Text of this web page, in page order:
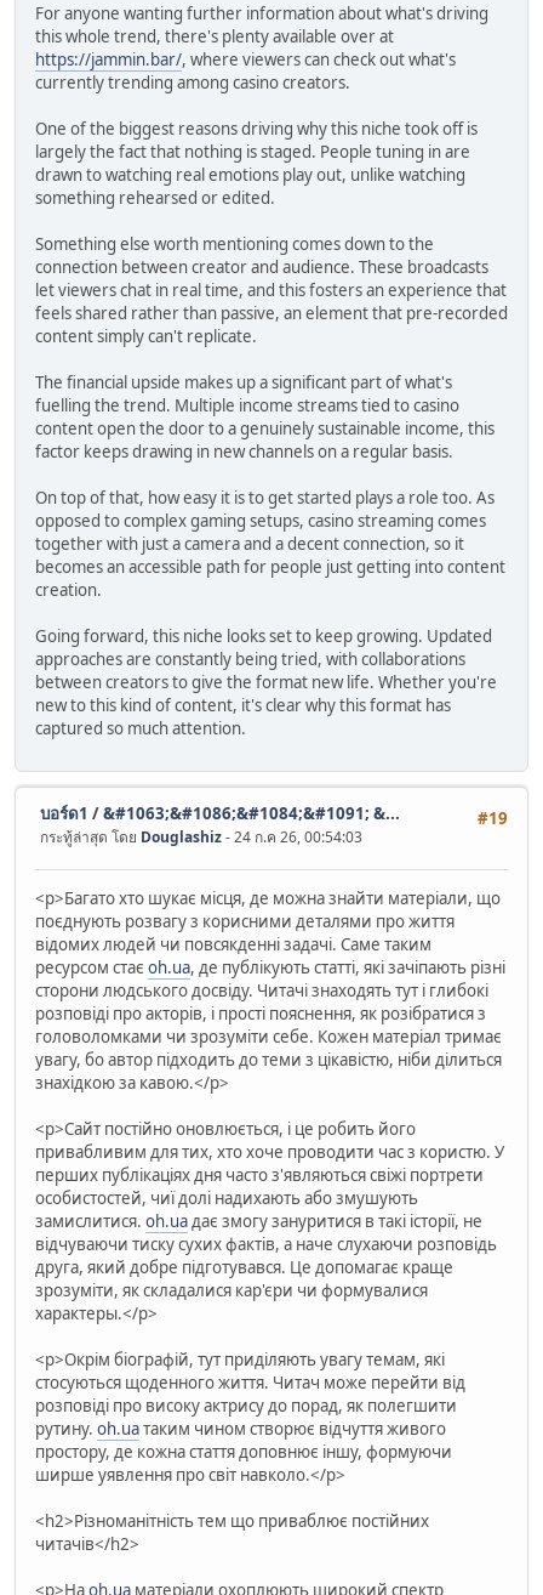
For anyone wanting further information about what's driving
this whole trend, there's plenty available over at
https://jammin.bar/, where viewers can check out what's
currently trending among casino creators.
One of the biggest reasons driving why this niche took off is
largely the fact that nothing is staged. People tuning in are
drawn to watching real emotions play out, unlike watching
something rehearsed or edited.
Something else worth mentioning comes down to the
connection between creator and audience. These broadcasts
let viewers chat in real time, and this fosters an experience that
feels shared rather than passive, an element that pre-recorded
content simply can't replicate.
The financial upside makes up a significant part of what's
fuelling the trend. Multiple income streams tied to casino
content open the door to a genuinely sustainable income, this
factor keeps drawing in new channels on a regular basis.
On top of that, how easy it is to get started plays a role too. As
opposed to complex gaming setups, casino streaming comes
together with just a camera and a decent connection, so it
becomes an accessible path for people just getting into content
creation.
Going forward, this niche looks set to keep growing. Updated
approaches are constantly being tried, with collaborations
between creators to give the format new life. Whether you're
new to this kind of content, it's clear why this format has
captured so much attention.
#19
บอร์ด1 /&#1063;&#1086;&#1084;&#1091; &...
กระทู้ล่าสุด โดย Douglashiz- 24 ก.ค 26, 00:54:03
<p>Багато хто шукає місця, де можна знайти матеріали, що
поєднують розвагу з корисними деталями про життя
відомих людей чи повсякденні задачі. Саме таким
ресурсом стає oh.ua, де публікують статті, які зачіпають різні
сторони людського досвіду. Читачі знаходять тут і глибокі
розповіді про акторів, і прості пояснення, як розібратися з
головоломками чи зрозуміти себе. Кожен матеріал тримає
увагу, бо автор підходить до теми з цікавістю, ніби ділиться
знахідкою за кавою.</p>
<p>Сайт постійно оновлюється, і це робить його
привабливим для тих, хто хоче проводити час з користю. У
перших публікаціях дня часто з'являються свіжі портрети
особистостей, чиї долі надихають або змушують
замислитися. oh.uaдає змогу зануритися в такі історії, не
відчуваючи тиску сухих фактів, а наче слухаючи розповідь
друга, який добре підготувався. Це допомагає краще
зрозуміти, як складалися кар'єри чи формувалися
характеры.</p>
<p>Окрім біографій, тут приділяють увагу темам, які
стосуються щоденного життя. Читач може перейти від
розповіді про високу актрису до порад, як полегшити
рутину. oh.uaтаким чином створює відчуття живого
простору, де кожна стаття доповнює іншу, формуючи
ширше уявлення про світ навколо.</p>
<h2>Різноманітність тем що приваблює постійних
читачів</h2>
<p>Наoh.ua матеріали охоплюють широкий спектр